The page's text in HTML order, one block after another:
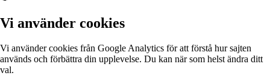
Vi använder cookies
Vi använder cookies från Google Analytics för att förstå hur sajten
används och förbättra din upplevelse. Du kan när som helst ändra ditt
val.